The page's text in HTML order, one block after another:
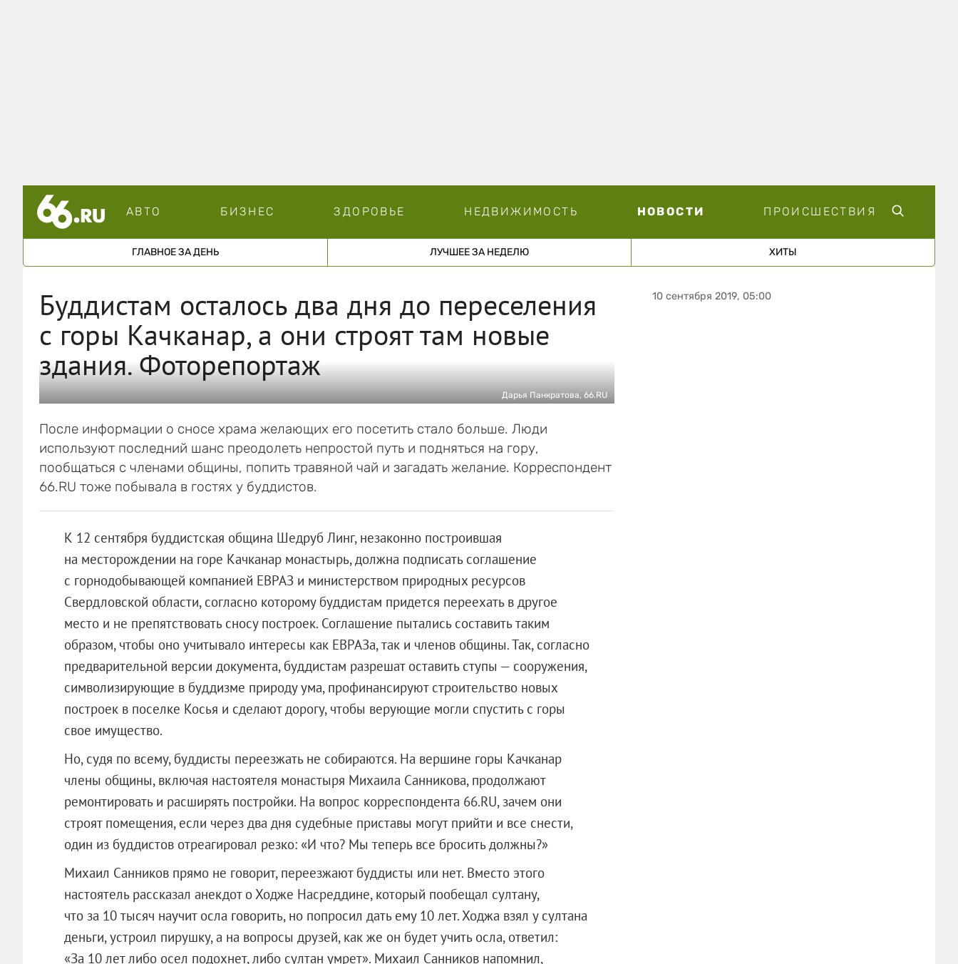
АВТО БИЗНЕС ЗДОРОВЬЕ НЕДВИЖИМОСТЬ НОВОСТИ ПРОИСШЕСТВИЯ
ГЛАВНОЕ ЗА ДЕНЬ ЛУЧШЕЕ ЗА НЕДЕЛЮ ХИТЫ
Буддистам осталось два дня до переселения
с горы Качканар, а они строят там новые
здания. Фоторепортаж
Дарья Панкратова, 66.RU
После информации о сносе храма желающих его посетить стало больше. Люди
используют последний шанс преодолеть непростой путь и подняться на гору,
пообщаться с членами общины, попить травяной чай и загадать желание. Корреспондент
66.RU тоже побывала в гостях у буддистов.
К 12 сентября буддистская община Шедруб Линг, незаконно построившая
на месторождении на горе Качканар монастырь, должна подписать соглашение
с горнодобывающей компанией ЕВРАЗ и министерством природных ресурсов
Свердловской области, согласно которому буддистам придется переехать в другое
место и не препятствовать сносу построек. Соглашение пытались составить таким
образом, чтобы оно учитывало интересы как ЕВРАЗа, так и членов общины. Так, согласно
предварительной версии документа, буддистам разрешат оставить ступы — сооружения,
символизирующие в буддизме природу ума, профинансируют строительство новых
построек в поселке Косья и сделают дорогу, чтобы верующие могли спустить с горы
свое имущество.
Но, судя по всему, буддисты переезжать не собираются. На вершине горы Качканар
члены общины, включая настоятеля монастыря Михаила Санникова, продолжают
ремонтировать и расширять постройки. На вопрос корреспондента 66.RU, зачем они
строят помещения, если через два дня судебные приставы могут прийти и все снести,
один из буддистов отреагировал резко: «И что? Мы теперь все бросить должны?»
Михаил Санников прямо не говорит, переезжают буддисты или нет. Вместо этого
настоятель рассказал анекдот о Ходже Насреддине, который пообещал султану,
что за 10 тысяч научит осла говорить, но попросил дать ему 10 лет. Ходжа взял у султана
деньги, устроил пирушку, а на вопросы друзей, как же он будет учить осла, ответил:
«За 10 лет либо осел подохнет, либо султан умрет». Михаил Санников напомнил,
10 сентября 2019, 05:00